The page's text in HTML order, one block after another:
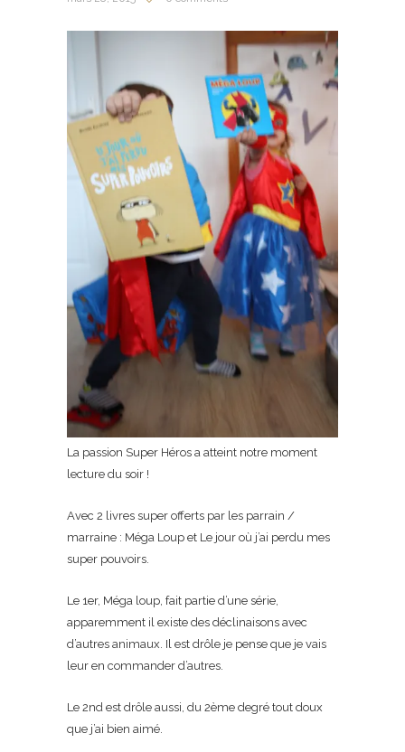
La passion Super Héros a atteint notre moment
lecture du soir !
Avec 2 livres super offerts par les parrain /
marraine : Méga Loup et Le jour où j’ai perdu mes
super pouvoirs.
Le 1er, Méga loup, fait partie d’une série,
apparemment il existe des déclinaisons avec
d’autres animaux. Il est drôle je pense que je vais
leur en commander d’autres.
Le 2nd est drôle aussi, du 2ème degré tout doux
que j’ai bien aimé.